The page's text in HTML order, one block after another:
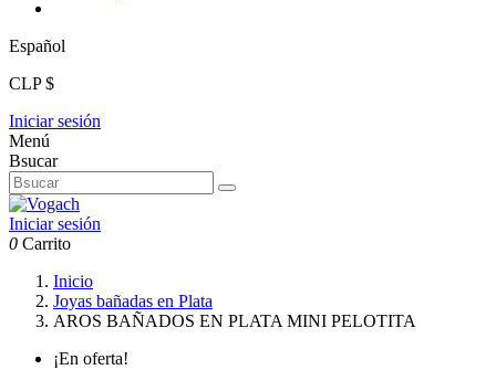
Español
CLP $
Iniciar sesión
Menú
Bsucar
Iniciar sesión
0 Carrito
Inicio
Joyas bañadas en Plata
AROS BAÑADOS EN PLATA MINI PELOTITA
¡En oferta!